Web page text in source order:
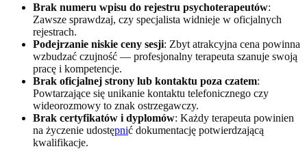
Brak numeru wpisu do rejestru psychoterapeutów:
Zawsze sprawdzaj, czy specjalista widnieje w oficjalnych
rejestrach.
Podejrzanie niskie ceny sesji: Zbyt atrakcyjna cena powinna
wzbudzać czujność — profesjonalny terapeuta szanuje swoją
pracę i kompetencje.
Brak oficjalnej strony lub kontaktu poza czatem:
Powtarzające się unikanie kontaktu telefonicznego czy
wideorozmowy to znak ostrzegawczy.
Brak certyfikatów i dyplomów: Każdy terapeuta powinien
na życzenie udostępnić dokumentację potwierdzającą
kwalifikacje.